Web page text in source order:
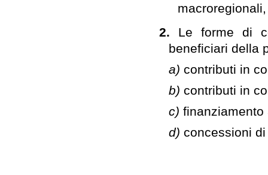
2. Le forme di
beneficiari della
a) contributi in
b) contributi in
c) finanziamento
d) concessioni